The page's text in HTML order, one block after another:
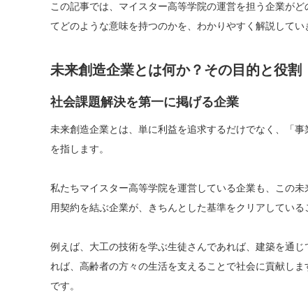
この記事では、マイスター高等学院の運営を担う企業が
てどのような意味を持つのかを、わかりやすく解説してい
未来創造企業とは何か？その目的と役割
社会課題解決を第一に掲げる企業
未来創造企業とは、単に利益を追求するだけでなく、「
を指します。
私たちマイスター高等学院を運営している企業も、この
用契約を結ぶ企業が、きちんとした基準をクリアしている
例えば、大工の技術を学ぶ生徒さんであれば、建築を通
れば、高齢者の方々の生活を支えることで社会に貢献し
です。